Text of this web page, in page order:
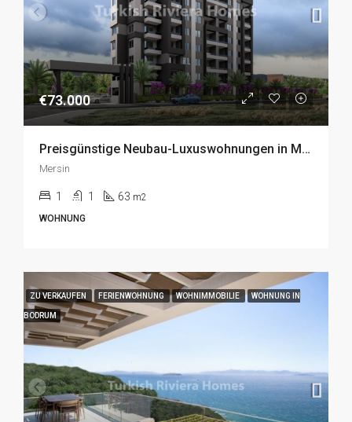
€73.000
Preisgünstige Neubau-Luxuswohnungen in Mersin zum Verkauf
Mersin
1 1 63 m2
WOHNUNG
ZU VERKAUFEN FERIENWOHNUNG WOHNIMMOBILIE WOHNUNG IN
BODRUM